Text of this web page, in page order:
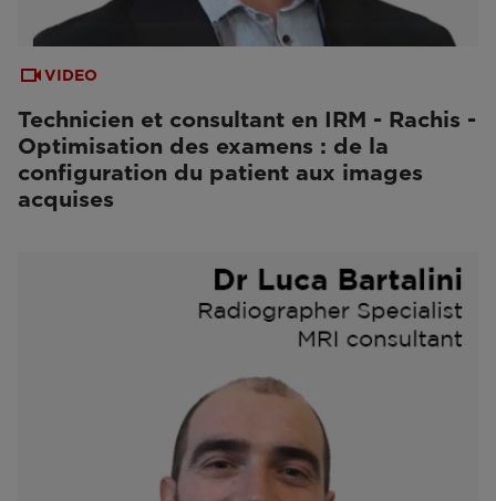
VIDEO
Technicien et consultant en IRM - Rachis -
Optimisation des examens : de la
configuration du patient aux images
acquises